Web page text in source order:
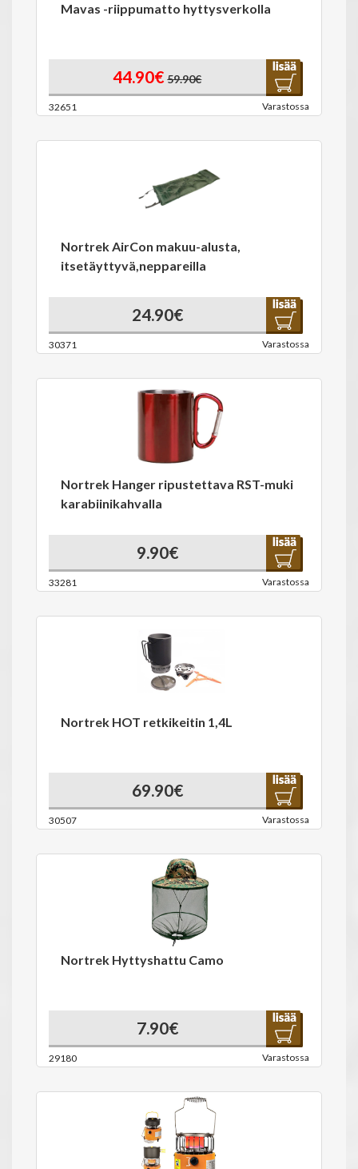
Mavas -riippumatto hyttysverkolla
44.90€ 59.90€
32651 Varastossa
Nortrek AirCon makuu-alusta,
itsetäyttyvä,neppareilla
24.90€
30371 Varastossa
Nortrek Hanger ripustettava RST-muki
karabiinikahvalla
9.90€
33281 Varastossa
Nortrek HOT retkikeitin 1,4L
69.90€
30507 Varastossa
Nortrek Hyttyshattu Camo
7.90€
29180 Varastossa